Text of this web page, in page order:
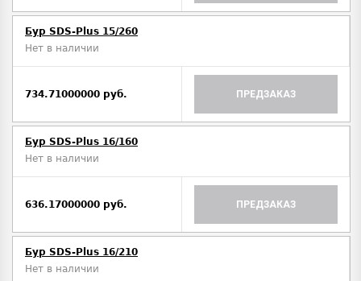
Бур SDS-Plus 15/260
Нет в наличии
734.71000000 руб. ПРЕДЗАКАЗ
Бур SDS-Plus 16/160
Нет в наличии
636.17000000 руб. ПРЕДЗАКАЗ
Бур SDS-Plus 16/210
Нет в наличии